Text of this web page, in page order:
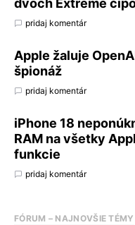
dvoch Extreme
pridaj komentár
Apple žaluje
špionáž
pridaj komentár
iPhone 18
RAM na všetky
funkcie
pridaj komentár
FÓRUM – NAJNOVŠIE TÉMY